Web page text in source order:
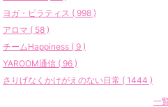
ヨガ・ピラティス ( 998 )
アロマ ( 58 )
チームHappiness ( 9 )
YAROOM通信 ( 96 )
さりげなくかけがえのない日常 ( 1444 )
一